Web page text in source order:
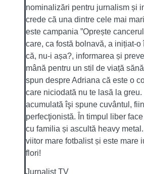
nominalizări pentru jurnalism și
crede că una dintre cele mai
este campania ”Oprește
care, ca fostă bolnavă, a inițiat-o
că, nu-i așa?, informarea și
mână pentru un stil de viață
spun despre Adriana că este o
care niciodată nu te lasă la
acumulată îşi spune cuvântul,
perfecţionistă. În timpul liber
cu familia și ascultă heavy
viitor mare fotbalist și este mare
flori!
Jurnalist TV